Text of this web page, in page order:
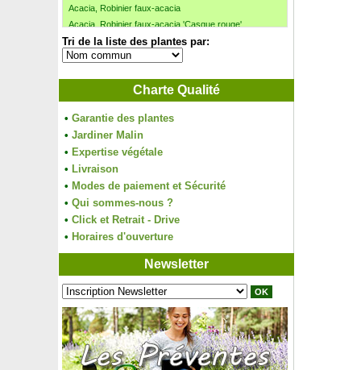
Acacia, Robinier faux-acacia
Acacia, Robinier faux-acacia 'Casque rouge'
Acajou de Chine 'Flamingo'
Achillée couvre-sol
Achillée millefeuille jaune
Achillée millefeuille orange
Achillée millefeuille rose
Achillée millefeuille rouge
Achillée millefeuille Summer Pastels
Aechmea, Vase d'argent
Aeschynanthus
Agapanthe blanche
Agapanthe bleue
Agapanthe 'Enigma'
Agapanthe 'Queen Mum'
Agastache bleue, Anis hysope
Agave des montagnes
Aglaonème, Aglaonema
Airelle rouge
Ajonc d'Europe
Akébie à cinq feuilles, Akebia
Tri de la liste des plantes par:
Charte Qualité
• Garantie des plantes
• Jardiner Malin
• Expertise végétale
• Livraison
• Modes de paiement et Sécurité
• Qui sommes-nous ?
• Click et Retrait - Drive
• Horaires d'ouverture
Newsletter